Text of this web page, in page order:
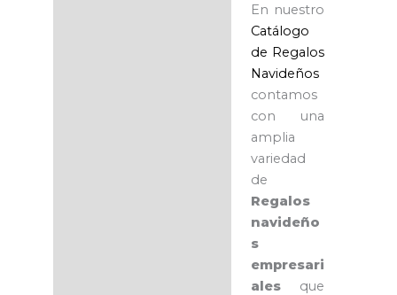
En nuestro
Catálogo
de Regalos
Navideños
contamos
con una
amplia
variedad
de
Regalos
navideño
s
empresari
alesque